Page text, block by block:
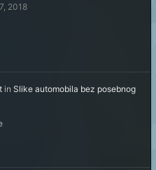
2018
in Slike automobila bez posebnog